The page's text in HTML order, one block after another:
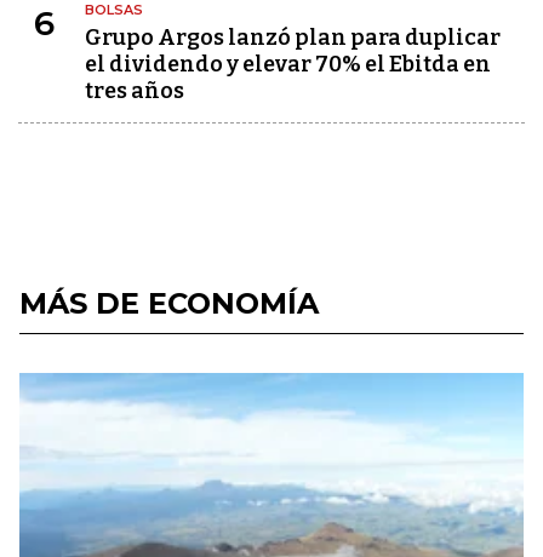
6 BOLSAS
Grupo Argos lanzó plan para duplicar
el dividendo y elevar 70% el Ebitda en
tres años
MÁS DE ECONOMÍA